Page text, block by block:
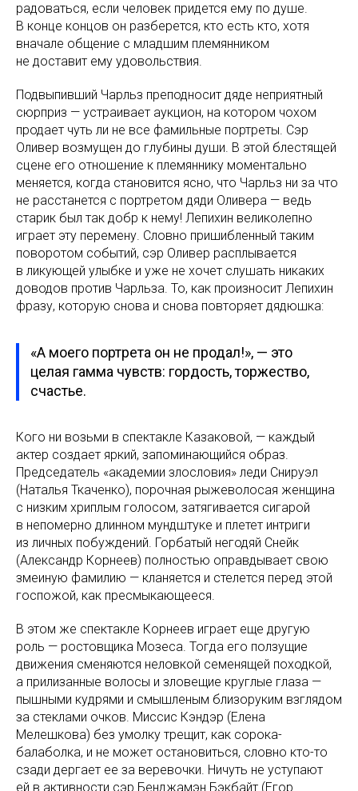
радоваться, если человек придется ему по душе.
В конце концов он разберется, кто есть кто, хотя
вначале общение с младшим племянником
не доставит ему удовольствия.
Подвыпивший Чарльз преподносит дяде неприятный
сюрприз — устраивает аукцион, на котором чохом
продает чуть ли не все фамильные портреты. Сэр
Оливер возмущен до глубины души. В этой блестящей
сцене его отношение к племяннику моментально
меняется, когда становится ясно, что Чарльз ни за что
не расстанется с портретом дяди Оливера — ведь
старик был так добр к нему! Лепихин великолепно
играет эту перемену. Словно пришибленный таким
поворотом событий, сэр Оливер расплывается
в ликующей улыбке и уже не хочет слушать никаких
доводов против Чарльза. То, как произносит Лепихин
фразу, которую снова и снова повторяет дядюшка:
«А моего портрета он не продал!», — это
целая гамма чувств: гордость, торжество,
счастье.
Кого ни возьми в спектакле Казаковой, — каждый
актер создает яркий, запоминающийся образ.
Председатель «академии злословия» леди Снируэл
(Наталья Ткаченко), порочная рыжеволосая женщина
с низким хриплым голосом, затягивается сигарой
в непомерно длинном мундштуке и плетет интриги
из личных побуждений. Горбатый негодяй Снейк
(Александр Корнеев) полностью оправдывает свою
змеиную фамилию — кланяется и стелется перед этой
госпожой, как пресмыкающееся.
В этом же спектакле Корнеев играет еще другую
роль — ростовщика Мозеса. Тогда его ползущие
движения сменяются неловкой семенящей походкой,
а прилизанные волосы и зловещие круглые глаза —
пышными кудрями и смышленым близоруким взглядом
за стеклами очков. Миссис Кэндэр (Елена
Мелешкова) без умолку трещит, как сорока-
балаболка, и не может остановиться, словно кто-то
сзади дергает ее за веревочки. Ничуть не уступают
ей в активности сэр Бенджамэн Бэкбайт (Егор